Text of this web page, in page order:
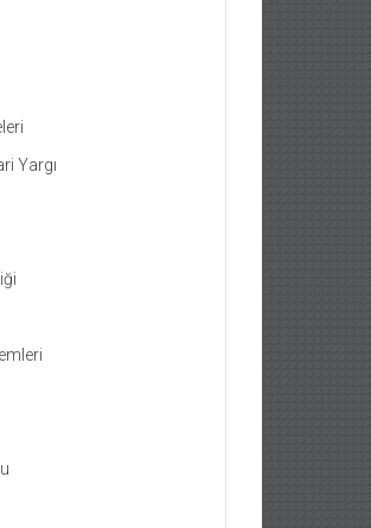
Yargı